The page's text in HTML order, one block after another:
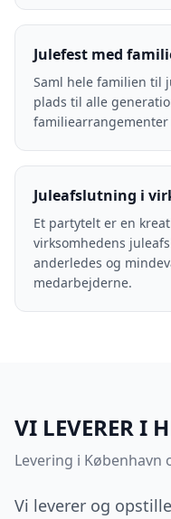
Julefest med
Saml hele familien til
plads til alle
Juleafslutning i
Et partytelt er en
virksomhedens
anderledes og
medarbejderne.
VI LEVERER I
Levering i København
Vi leverer og